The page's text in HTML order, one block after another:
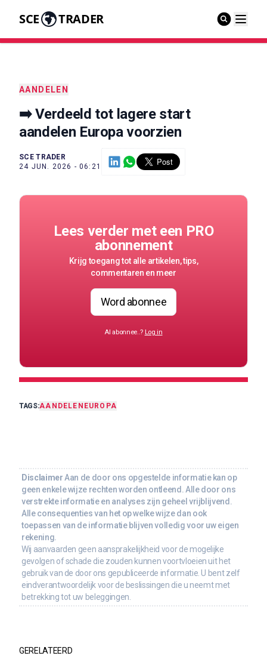
SCE TRADER
AANDELEN
➡️ Verdeeld tot lagere start
aandelen Europa voorzien
SCE TRADER
24 JUN. 2026 - 06:21
Lees verder met een PRO
abonnement
Krijg toegang tot alle artikelen, tips,
commentaren en meer
Word abonnee
Al abonnee..? Log in
TAGS:AANDELEN EUROPA
Disclaimer Aan de door ons opgestelde informatie kan op
geen enkele wijze rechten worden ontleend. Alle door ons
verstrekte informatie en analyses zijn geheel vrijblijvend.
Alle consequenties van het op welke wijze dan ook
toepassen van de informatie blijven volledig voor uw eigen
rekening.
Wij aanvaarden geen aansprakelijkheid voor de mogelijke
gevolgen of schade die zouden kunnen voortvloeien uit het
gebruik van de door ons gepubliceerde informatie. U bent zelf
eindverantwoordelijk voor de beslissingen die u neemt met
betrekking tot uw beleggingen.
GERELATEERD